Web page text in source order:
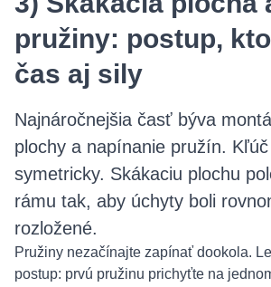
pružiny: postup,
čas aj sily
Najnáročnejšia časť býva
plochy a napínanie pružín.
symetricky. Skákaciu plochu
rámu tak, aby úchyty boli
rozložené.
Pružiny nezačínajte zapínať dookola.
postup: prvú pružinu prichyťte na